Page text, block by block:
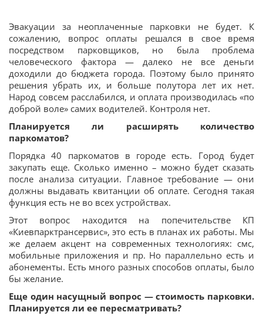
Эвакуации за неоплаченные парковки не будет. К
сожалению, вопрос оплаты решался в свое время
посредством парковщиков, но была проблема
человеческого фактора — далеко не все деньги
доходили до бюджета города. Поэтому было принято
решения убрать их, и больше полутора лет их нет.
Народ совсем расслабился, и оплата производилась «по
доброй воле» самих водителей. Контроля нет.
Планируется ли расширять количество
паркоматов?
Порядка 40 паркоматов в городе есть. Город будет
закупать еще. Сколько именно – можно будет сказать
после анализа ситуации. Главное требование — они
должны выдавать квитанции об оплате. Сегодня такая
функция есть не во всех устройствах.
Этот вопрос находится на попечительстве КП
«Киевпарктрансервис», это есть в планах их работы. Мы
же делаем акцент на современных технологиях: смс,
мобильные приложения и пр. Но параллельно есть и
абонементы. Есть много разных способов оплаты, было
бы желание.
Еще один насущный вопрос — стоимость парковки.
Планируется ли ее пересматривать?